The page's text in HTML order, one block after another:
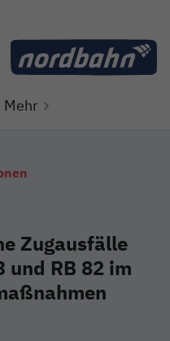
Mehr
Zugausfälle
und RB 82 im